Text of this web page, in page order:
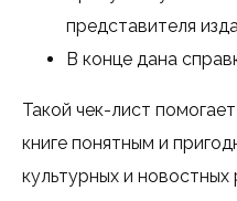
представителя
В конце дана
Такой чек-лист
книге понятным и
культурных и новостных